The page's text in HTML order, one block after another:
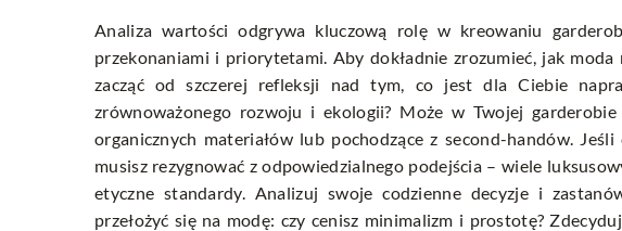
Analiza wartości odgrywa kluczową rolę w kreowaniu
przekonaniami i priorytetami. Aby dokładnie zrozumieć, jak
zacząć od szczerej refleksji nad tym, co jest dla Ciebie
zrównoważonego rozwoju i ekologii? Może w Twojej
organicznych materiałów lub pochodzące z second-handów.
musisz rezygnować z odpowiedzialnego podejścia – wiele
etyczne standardy. Analizuj swoje codzienne decyzje i
przełożyć się na modę: czy cenisz minimalizm i prostotę?